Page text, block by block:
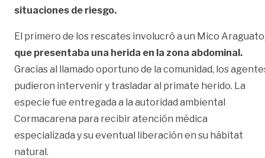
situaciones de riesgo.
El primero de los rescates involucró a un Mico
que presentaba una herida en la zona abdominal.
Gracias al llamado oportuno de la comunidad, los
pudieron intervenir y trasladar al primate herido. La
especie fue entregada a la autoridad ambiental
Cormacarena para recibir atención médica
especializada y su eventual liberación en su hábitat
natural.